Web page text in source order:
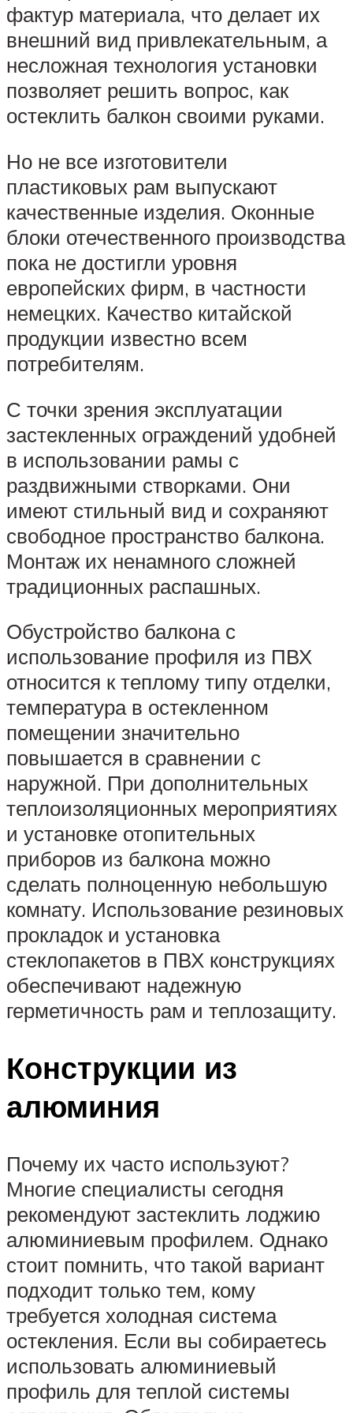
фактур материала, что делает их
внешний вид привлекательным, а
несложная технология установки
позволяет решить вопрос, как
остеклить балкон своими руками.
Но не все изготовители
пластиковых рам выпускают
качественные изделия. Оконные
блоки отечественного производства
пока не достигли уровня
европейских фирм, в частности
немецких. Качество китайской
продукции известно всем
потребителям.
С точки зрения эксплуатации
застекленных ограждений удобней
в использовании рамы с
раздвижными створками. Они
имеют стильный вид и сохраняют
свободное пространство балкона.
Монтаж их ненамного сложней
традиционных распашных.
Обустройство балкона с
использование профиля из ПВХ
относится к теплому типу отделки,
температура в остекленном
помещении значительно
повышается в сравнении с
наружной. При дополнительных
теплоизоляционных мероприятиях
и установке отопительных
приборов из балкона можно
сделать полноценную небольшую
комнату. Использование резиновых
прокладок и установка
стеклопакетов в ПВХ конструкциях
обеспечивают надежную
герметичность рам и теплозащиту.
Конструкции из
алюминия
Почему их часто используют?
Многие специалисты сегодня
рекомендуют застеклить лоджию
алюминиевым профилем. Однако
стоит помнить, что такой вариант
подходит только тем, кому
требуется холодная система
остекления. Если вы собираетесь
использовать алюминиевый
профиль для теплой системы